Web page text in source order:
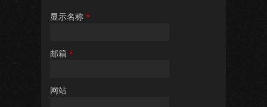
显示名称 *
邮箱 *
网站